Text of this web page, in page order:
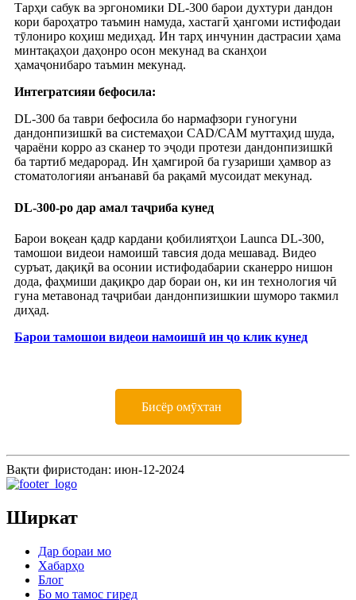
Тарҳи сабук ва эргономики DL-300 барои духтури дандон
кори бароҳатро таъмин намуда, хастагӣ ҳангоми истифодаи
тӯлониро коҳиш медиҳад. Ин тарҳ инчунин дастрасии ҳама
минтақаҳои даҳонро осон мекунад ва сканҳои
ҳамаҷонибаро таъмин мекунад.
Интегратсияи бефосила:
DL-300 ба таври бефосила бо нармафзори гуногуни
дандонпизишкӣ ва системаҳои CAD/CAM муттаҳид шуда,
ҷараёни корро аз сканер то эҷоди протези дандонпизишкӣ
ба тартиб медарорад. Ин ҳамгироӣ ба гузариши ҳамвор аз
стоматологияи анъанавӣ ба рақамӣ мусоидат мекунад.
DL-300-ро дар амал таҷриба кунед
Барои воқеан қадр кардани қобилиятҳои Launca DL-300,
тамошои видеои намоишӣ тавсия дода мешавад. Видео
суръат, дақиқӣ ва осонии истифодабарии сканерро нишон
дода, фаҳмиши дақиқро дар бораи он, ки ин технология чӣ
гуна метавонад таҷрибаи дандонпизишкии шуморо такмил
диҳад.
Барои тамошои видеои намоишӣ ин ҷо клик кунед
Бисёр омӯхтан
Вақти фиристодан: июн-12-2024
Ширкат
Дар бораи мо
Хабарҳо
Блог
Бо мо тамос гиред